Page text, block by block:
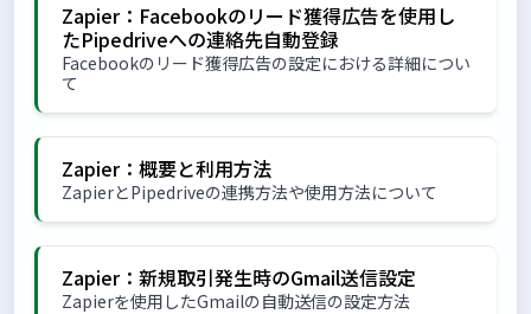
Zapier：Facebookのリード獲得広告を使用し
たPipedriveへの連絡先自動登録
Facebookのリード獲得広告の設定における詳細につい
て
Zapier：概要と利用方法
ZapierとPipedriveの連携方法や使用方法について
Zapier：新規取引発生時のGmail送信設定
Zapierを使用したGmailの自動送信の設定方法